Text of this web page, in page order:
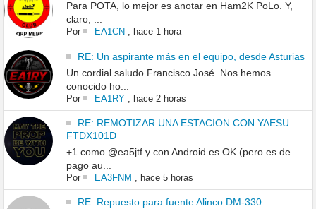
Para POTA, lo mejor es anotar en Ham2K PoLo. Y,
claro, ...
Por EA1CN , hace 1 hora
RE: Un aspirante más en el equipo, desde Asturias
Un cordial saludo Francisco José. Nos hemos
conocido ho...
Por EA1RY, hace 2 horas
RE: REMOTIZAR UNA ESTACION CON YAESU
FTDX101D
+1 como @ea5jtf y con Android es OK (pero es de
pago au...
Por EA3FNM , hace 5 horas
RE: Repuesto para fuente Alinco DM-330